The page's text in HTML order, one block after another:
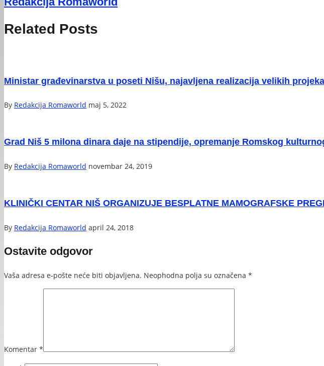
Related Posts
Ministar građevinarstva u poseti Nišu, najavljena realizacija velikih
By Redakcija Romaworld maj 5, 2022
Grad Niš 5 milona dinara daje na stipendije, opremanje Romskog
By Redakcija Romaworld novembar 24, 2019
KLINIČKI CENTAR NIŠ ORGANIZUJE BESPLATNE MAMOGRAFSKE
By Redakcija Romaworld april 24, 2018
Ostavite odgovor
Vaša adresa e-pošte neće biti objavljena. Neophodna polja su označena *
Komentar *